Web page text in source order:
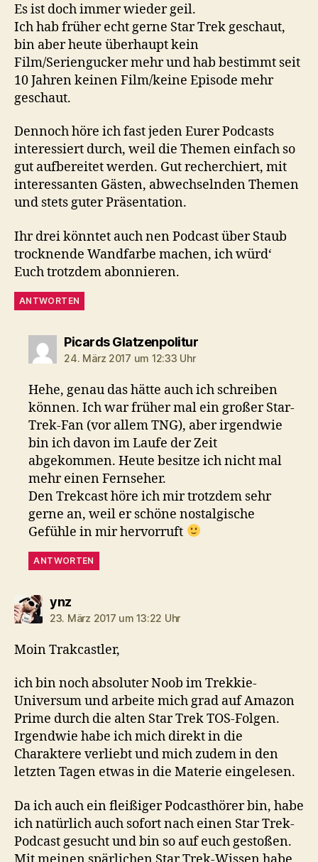
Es ist doch immer wieder geil.
Ich hab früher echt gerne Star Trek geschaut,
bin aber heute überhaupt kein
Film/Seriengucker mehr und hab bestimmt seit
10 Jahren keinen Film/keine Episode mehr
geschaut.
Dennoch höre ich fast jeden Eurer Podcasts
interessiert durch, weil die Themen einfach so
gut aufbereitet werden. Gut recherchiert, mit
interessanten Gästen, abwechselnden Themen
und stets guter Präsentation.
Ihr drei könntet auch nen Podcast über Staub
trocknende Wandfarbe machen, ich würd‘
Euch trotzdem abonnieren.
ANTWORTEN
Picards Glatzenpolitursagt:
24. März 2017 um 12:33 Uhr
Hehe, genau das hätte auch ich schreiben
können. Ich war früher mal ein großer Star-
Trek-Fan (vor allem TNG), aber irgendwie
bin ich davon im Laufe der Zeit
abgekommen. Heute besitze ich nicht mal
mehr einen Fernseher.
Den Trekcast höre ich mir trotzdem sehr
gerne an, weil er schöne nostalgische
Gefühle in mir hervorruft
ANTWORTEN
ynzsagt:
23. März 2017 um 13:22 Uhr
Moin Trakcastler,
ich bin noch absoluter Noob im Trekkie-
Universum und arbeite mich grad auf Amazon
Prime durch die alten Star Trek TOS-Folgen.
Irgendwie habe ich mich direkt in die
Charaktere verliebt und mich zudem in den
letzten Tagen etwas in die Materie eingelesen.
Da ich auch ein fleißiger Podcasthörer bin, habe
ich natürlich auch sofort nach einen Star Trek-
Podcast gesucht und bin so auf euch gestoßen.